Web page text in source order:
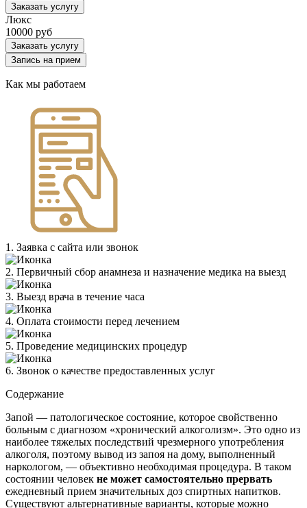
Заказать услугу
Люкс
10000 руб
Заказать услугу
Запись на прием
Как мы работаем
1. Заявка с сайта или звонок
2. Первичный сбор анамнеза и назначение медика на выезд
3. Выезд врача в течение часа
4. Оплата стоимости перед лечением
5. Проведение медицинских процедур
6. Звонок о качестве предоставленных услуг
Содержание
Запой — патологическое состояние, которое свойственно
больным с диагнозом «хронический алкоголизм». Это одно из
наиболее тяжелых последствий чрезмерного употребления
алкоголя, поэтому вывод из запоя на дому, выполненный
наркологом, — объективно необходимая процедура. В таком
состоянии человек не может самостоятельно прервать
ежедневный прием значительных доз спиртных напитков.
Существуют альтернативные варианты, которые можно